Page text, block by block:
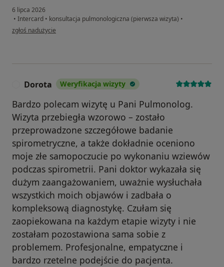
6 lipca 2026
• Intercard • konsultacja pulmonologiczna (pierwsza wizyta) •
w opinii użytkownika Bogdan
zgłoś nadużycie
Dorota Weryfikacja wizyty
Bardzo polecam wizytę u Pani Pulmonolog.
Wizyta przebiegła wzorowo – zostało
przeprowadzone szczegółowe badanie
spirometryczne, a także dokładnie oceniono
moje złe samopoczucie po wykonaniu wziewów
podczas spirometrii. Pani doktor wykazała się
dużym zaangażowaniem, uważnie wysłuchała
wszystkich moich objawów i zadbała o
kompleksową diagnostykę. Czułam się
zaopiekowana na każdym etapie wizyty i nie
zostałam pozostawiona sama sobie z
problemem. Profesjonalne, empatyczne i
bardzo rzetelne podejście do pacjenta.